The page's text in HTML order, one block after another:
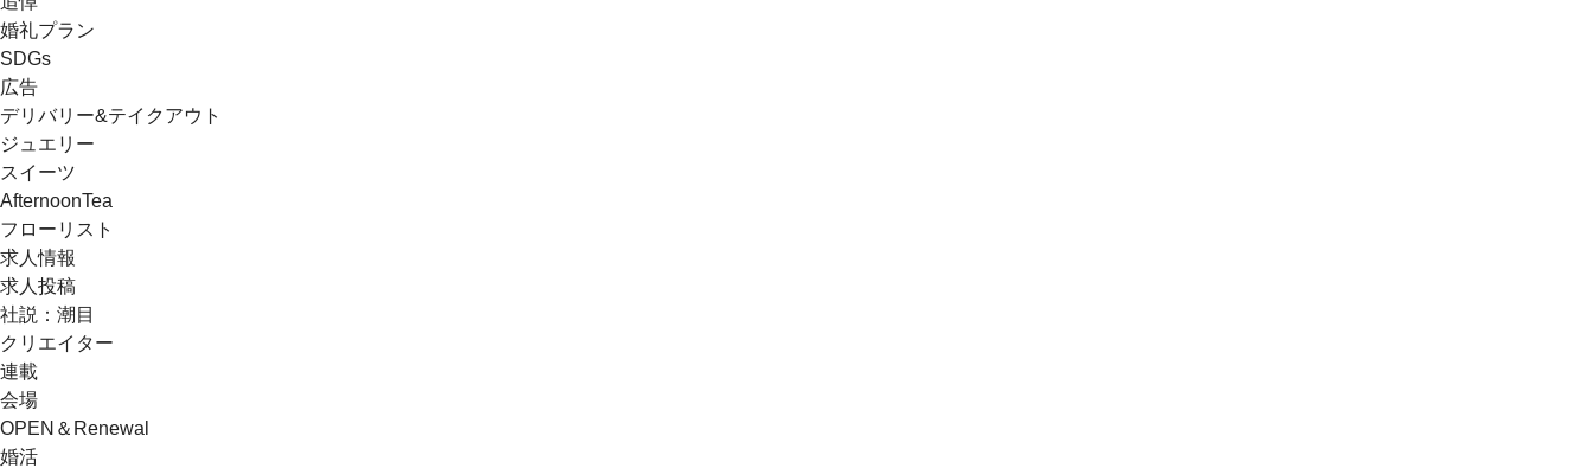
婚礼プラン
SDGs
広告
デリバリー&テイクアウト
ジュエリー
スイーツ
AfternoonTea
フローリスト
求人情報
求人投稿
社説：潮目
クリエイター
連載
会場
OPEN＆Renewal
婚活